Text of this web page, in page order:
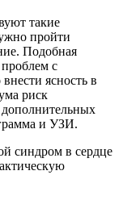
такие
пройти
Подобная
с
ясность в
риск
и УЗИ.
синдром в сердце